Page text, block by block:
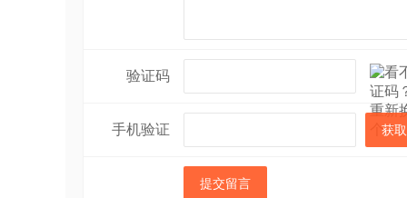
验证码
手机验证 获
提交留言